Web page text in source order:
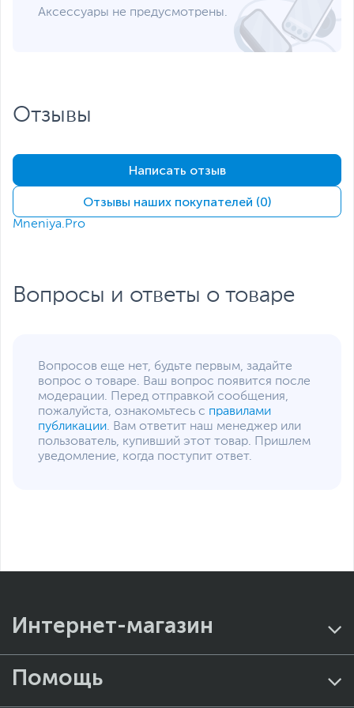
Аксессуары не предусмотрены.
Отзывы
Написать отзыв
Отзывы наших покупателей (0)
Mneniya.Pro
Вопросы и ответы о товаре
Вопросов еще нет, будьте первым, задайте
вопрос о товаре. Ваш вопрос появится после
модерации. Перед отправкой сообщения,
пожалуйста, ознакомьтесь с правилами
публикации. Вам ответит наш менеджер или
пользователь, купивший этот товар. Пришлем
уведомление, когда поступит ответ.
Интернет-магазин
Помощь